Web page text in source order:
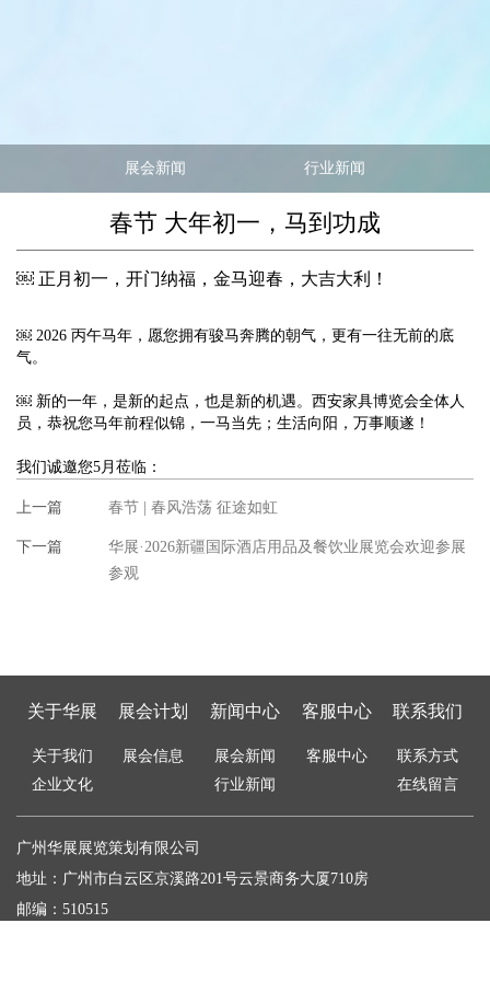
展会新闻 行业新闻
春节 大年初一，马到功成
￼ 正月初一，开门纳福，金马迎春，大吉大利！
￼ 2026 丙午马年，愿您拥有骏马奔腾的朝气，更有一往无前的底
气。
￼ 新的一年，是新的起点，也是新的机遇。西安家具博览会全体人
员，恭祝您马年前程似锦，一马当先；生活向阳，万事顺遂！
我们诚邀您5月莅临：
上一篇 春节 | 春风浩荡 征途如虹
下一篇
华展·2026新疆国际酒店用品及餐饮业展览会欢迎参展
参观
关于华展
关于我们
企业文化
展会计划
展会信息
新闻中心
展会新闻
行业新闻
客服中心
客服中心
联系我们
联系方式
在线留言
广州华展展览策划有限公司
地址：广州市白云区京溪路201号云景商务大厦710房
邮编：510515